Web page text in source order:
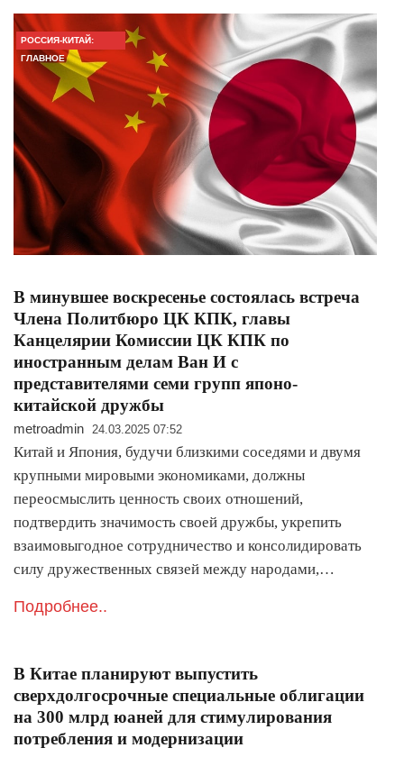
РОССИЯ-КИТАЙ:
ГЛАВНОЕ
В минувшее воскресенье состоялась встреча
Члена Политбюро ЦК КПК, главы
Канцелярии Комиссии ЦК КПК по
иностранным делам Ван И с
представителями семи групп японо-
китайской дружбы
metroadmin 24.03.2025 07:52
Китай и Япония, будучи близкими соседями и двумя
крупными мировыми экономиками, должны
переосмыслить ценность своих отношений,
подтвердить значимость своей дружбы, укрепить
взаимовыгодное сотрудничество и консолидировать
силу дружественных связей между народами,…
Подробнее..
В Китае планируют выпустить
сверхдолгосрочные специальные облигации
на 300 млрд юаней для стимулирования
потребления и модернизации